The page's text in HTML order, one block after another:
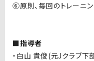
⑥原則、毎回のトレーニ
■指導者
・白山 貴俊(元Jクラブ下